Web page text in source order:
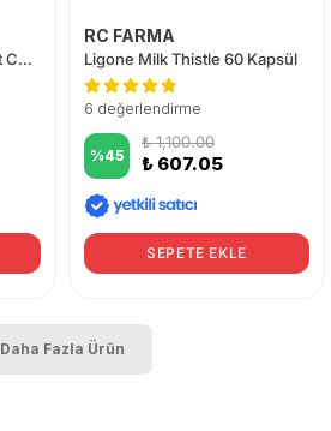
Ligone Magnezyum Sitrat Complex 60 Tablet
RC FARMA
Ligone Milk Thistle 60 Kapsül
6 değerlendirme
%45
₺ 1,100.00
₺ 607.05
SEPETE EKLE
Daha Fazla Ürün